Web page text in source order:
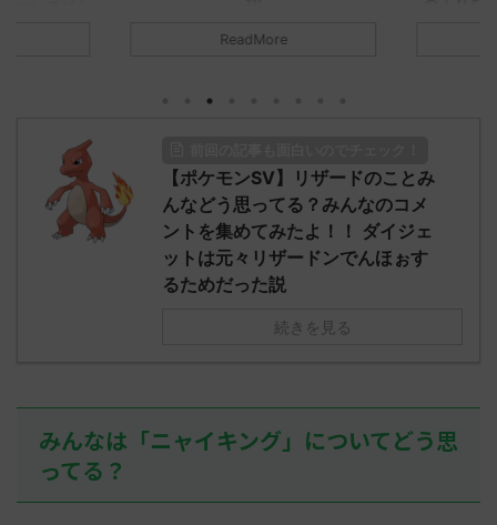
リージョ
ただダグト
れたウミト
た！ (ﾜｯﾁ
う思ってる？ 初めの記事 元のス
01:07:00.69ID:oUI00NrJ0 エクスレ
ッグヘルムかっこいいから助かる 名
無しさん0971 0971 名無しさん、君に
決めた！ (ﾜｯﾁｮｲW b524-NwUu)
2023/06/28(水 ...
ReadMore
2023/06/
たラウドボ
しさん0624
【ポケモンSV】リザードのことみ
んなどう思ってる？みんなのコメ
ントを集めてみたよ！！ ダイジェ
ットは元々リザードンでんほぉす
るためだった説
続きを見る
みんなは「ニャイキング」についてどう思
ってる？